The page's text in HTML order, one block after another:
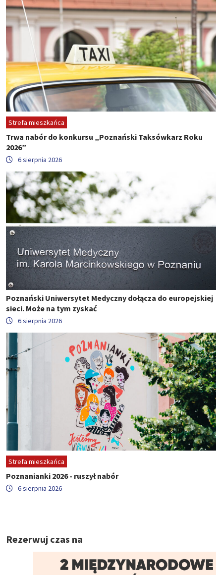
Strefa mieszkańca
Trwa nabór do konkursu „Poznański Taksówkarz Roku
2026”
6 sierpnia 2026
Poznański Uniwersytet Medyczny dołącza do europejskiej
sieci. Może na tym zyskać
6 sierpnia 2026
Strefa mieszkańca
Poznanianki 2026 - ruszył nabór
6 sierpnia 2026
Rezerwuj czas na